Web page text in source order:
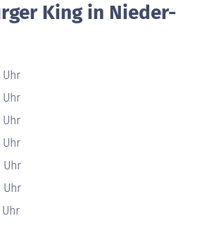
King in Nieder-
Uhr
Uhr
Uhr
Uhr
Uhr
Uhr
Uhr